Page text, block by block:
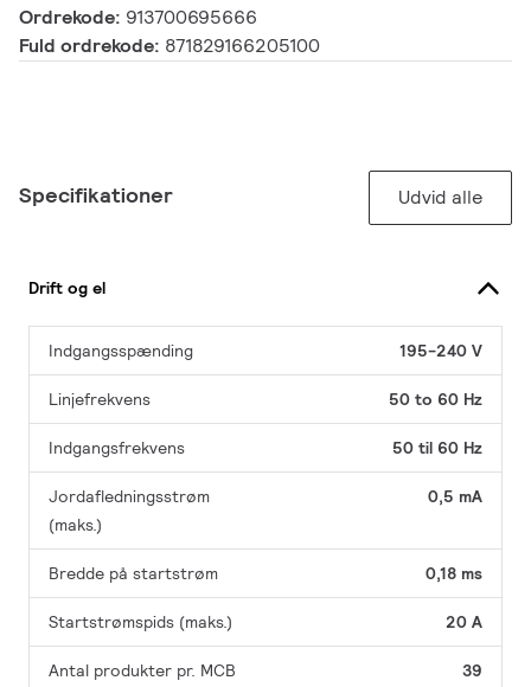
Ordrekode: 913700695666
Fuld ordrekode: 871829166205100
Specifikationer Udvid alle
Drift og el
Indgangsspænding 195-240 V
Linjefrekvens 50 to 60 Hz
Indgangsfrekvens 50 til 60 Hz
Jordafledningsstrøm
(maks.)
0,5 mA
Bredde på startstrøm 0,18 ms
Startstrømspids (maks.) 20 A
Antal produkter pr. MCB
39